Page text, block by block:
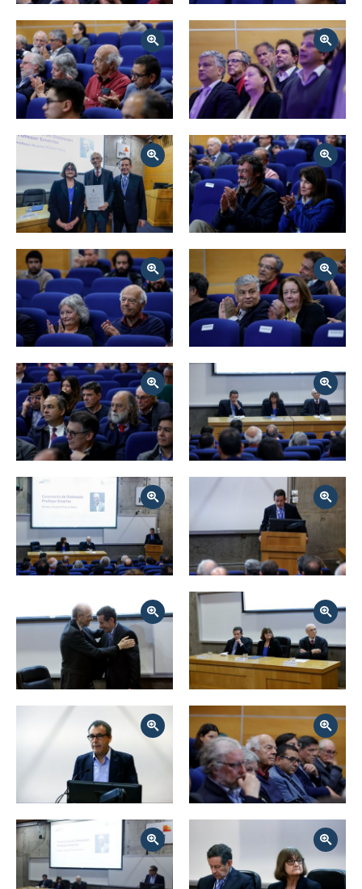
Zoom Zoom
Zoom Zoom
Zoom
Zoom Zoom
Zoom
Zoom
Zoom
Zoom